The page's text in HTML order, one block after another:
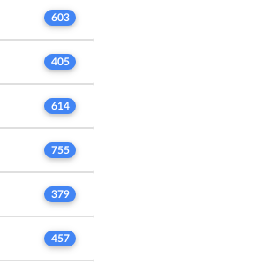
603
405
614
755
379
457